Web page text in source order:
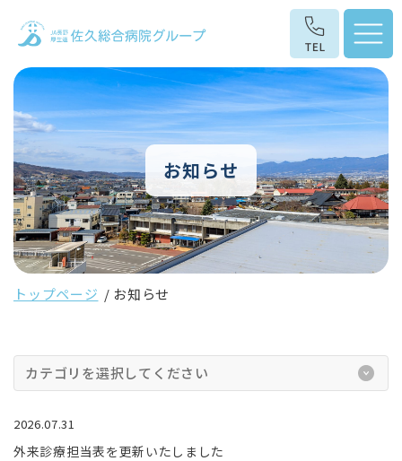
お知らせ
トップページ お知らせ
カテゴリを選択してください
2026.07.31
外来診療担当表を更新いたしました